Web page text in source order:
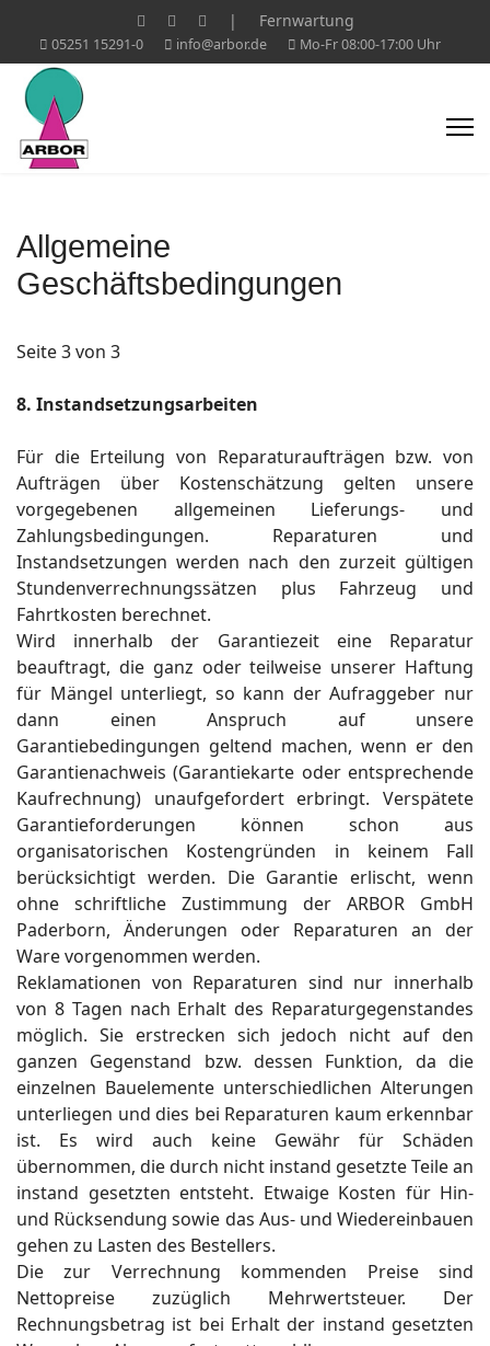
| Fernwartung
05251 15291-0 info@arbor.de Mo-Fr 08:00-17:00 Uhr
Allgemeine
Geschäftsbedingungen
Seite 3 von 3
8. Instandsetzungsarbeiten
Für die Erteilung von Reparaturaufträgen bzw. von
Aufträgen über Kostenschätzung gelten unsere
vorgegebenen allgemeinen Lieferungs- und
Zahlungsbedingungen. Reparaturen und
Instandsetzungen werden nach den zurzeit gültigen
Stundenverrechnungssätzen plus Fahrzeug und
Fahrtkosten berechnet.
Wird innerhalb der Garantiezeit eine Reparatur
beauftragt, die ganz oder teilweise unserer Haftung
für Mängel unterliegt, so kann der Aufraggeber nur
dann einen Anspruch auf unsere
Garantiebedingungen geltend machen, wenn er den
Garantienachweis (Garantiekarte oder entsprechende
Kaufrechnung) unaufgefordert erbringt. Verspätete
Garantieforderungen können schon aus
organisatorischen Kostengründen in keinem Fall
berücksichtigt werden. Die Garantie erlischt, wenn
ohne schriftliche Zustimmung der ARBOR GmbH
Paderborn, Änderungen oder Reparaturen an der
Ware vorgenommen werden.
Reklamationen von Reparaturen sind nur innerhalb
von 8 Tagen nach Erhalt des Reparaturgegenstandes
möglich. Sie erstrecken sich jedoch nicht auf den
ganzen Gegenstand bzw. dessen Funktion, da die
einzelnen Bauelemente unterschiedlichen Alterungen
unterliegen und dies bei Reparaturen kaum erkennbar
ist. Es wird auch keine Gewähr für Schäden
übernommen, die durch nicht instand gesetzte Teile an
instand gesetzten entsteht. Etwaige Kosten für Hin-
und Rücksendung sowie das Aus- und Wiedereinbauen
gehen zu Lasten des Bestellers.
Die zur Verrechnung kommenden Preise sind
Nettopreise zuzüglich Mehrwertsteuer. Der
Rechnungsbetrag ist bei Erhalt der instand gesetzten